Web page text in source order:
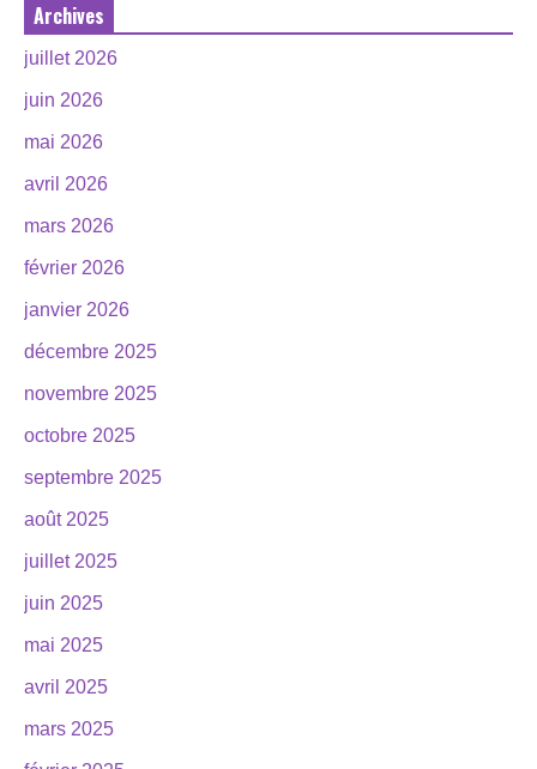
Archives
juillet 2026
juin 2026
mai 2026
avril 2026
mars 2026
février 2026
janvier 2026
décembre 2025
novembre 2025
octobre 2025
septembre 2025
août 2025
juillet 2025
juin 2025
mai 2025
avril 2025
mars 2025